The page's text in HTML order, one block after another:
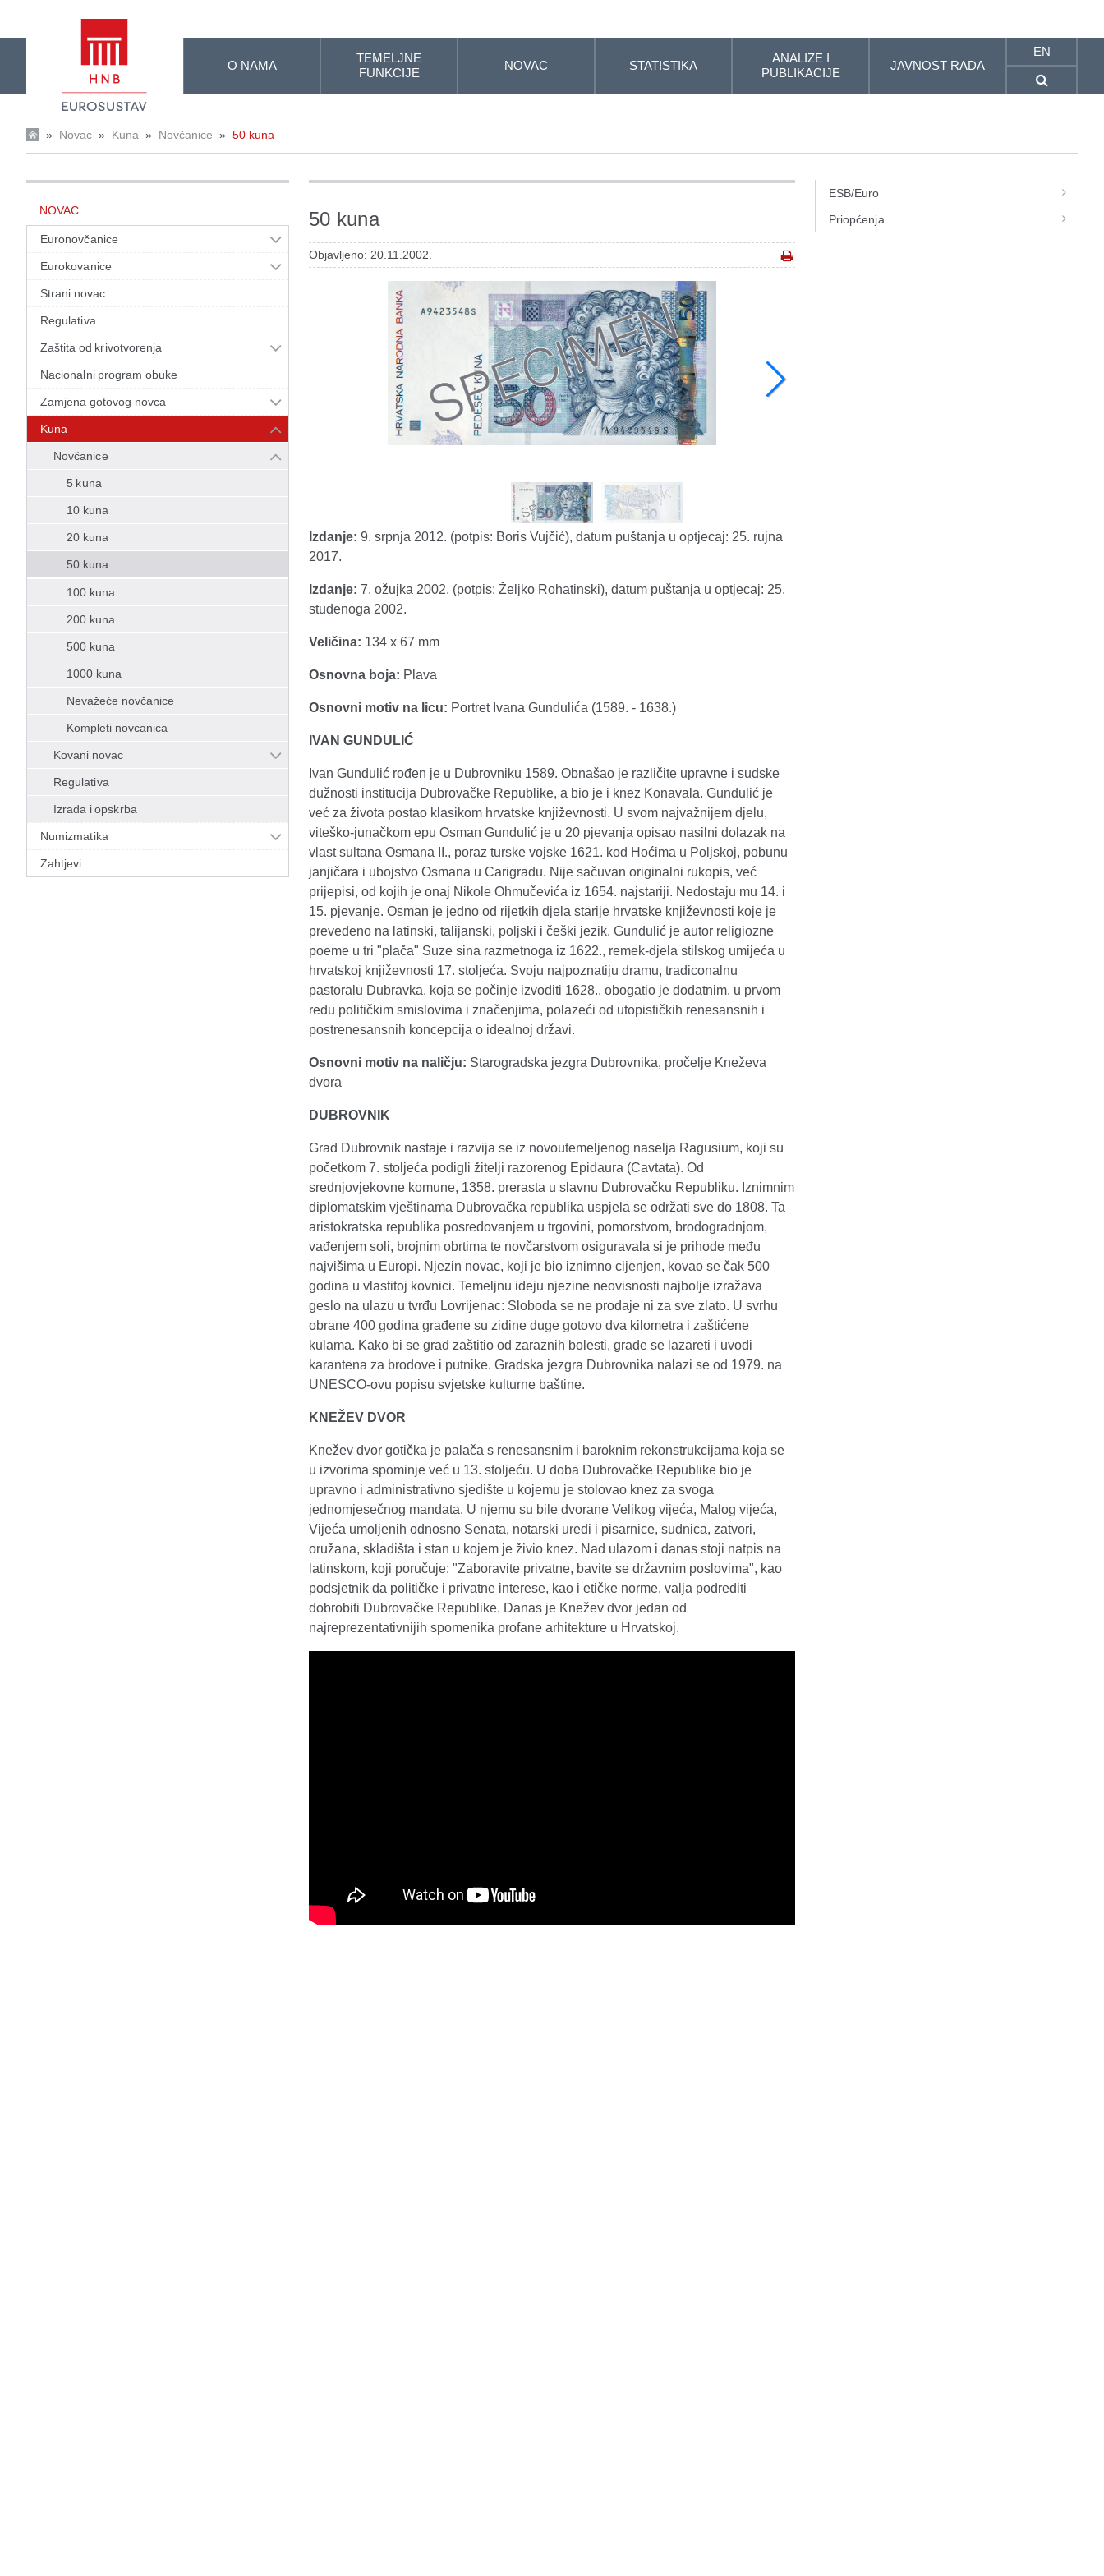
O NAMA
TEMELJNE
FUNKCIJE
NOVAC STATISTIKA
ANALIZE I
PUBLIKACIJE
JAVNOST RADA
EN
» Novac » Kuna » Novčanice » 50 kuna
NOVAC
Euronovčanice
Eurokovanice
Strani novac
Regulativa
Zaštita od krivotvorenja
Nacionalni program obuke
Zamjena gotovog novca
Kuna
Novčanice
5 kuna
10 kuna
20 kuna
50 kuna
100 kuna
200 kuna
500 kuna
1000 kuna
Nevažeće novčanice
Kompleti novcanica
Kovani novac
Regulativa
Izrada i opskrba
Numizmatika
Zahtjevi
50 kuna
Objavljeno: 20.11.2002.
Izdanje: 9. srpnja 2012. (potpis: Boris Vujčić), datum puštanja u optjecaj: 25. rujna
2017.
Izdanje: 7. ožujka 2002. (potpis: Željko Rohatinski), datum puštanja u optjecaj: 25.
studenoga 2002.
Veličina: 134 x 67 mm
Osnovna boja: Plava
Osnovni motiv na licu: Portret Ivana Gundulića (1589. - 1638.)
IVAN GUNDULIĆ
Ivan Gundulić rođen je u Dubrovniku 1589. Obnašao je različite upravne i sudske
dužnosti institucija Dubrovačke Republike, a bio je i knez Konavala. Gundulić je
već za života postao klasikom hrvatske književnosti. U svom najvažnijem djelu,
viteško-junačkom epu Osman Gundulić je u 20 pjevanja opisao nasilni dolazak na
vlast sultana Osmana II., poraz turske vojske 1621. kod Hoćima u Poljskoj, pobunu
janjičara i ubojstvo Osmana u Carigradu. Nije sačuvan originalni rukopis, već
prijepisi, od kojih je onaj Nikole Ohmučevića iz 1654. najstariji. Nedostaju mu 14. i
15. pjevanje. Osman je jedno od rijetkih djela starije hrvatske književnosti koje je
prevedeno na latinski, talijanski, poljski i češki jezik. Gundulić je autor religiozne
poeme u tri "plača" Suze sina razmetnoga iz 1622., remek-djela stilskog umijeća u
hrvatskoj književnosti 17. stoljeća. Svoju najpoznatiju dramu, tradiconalnu
pastoralu Dubravka, koja se počinje izvoditi 1628., obogatio je dodatnim, u prvom
redu političkim smislovima i značenjima, polazeći od utopističkih renesansnih i
postrenesansnih koncepcija o idealnoj državi.
Osnovni motiv na naličju: Starogradska jezgra Dubrovnika, pročelje Kneževa
dvora
DUBROVNIK
Grad Dubrovnik nastaje i razvija se iz novoutemeljenog naselja Ragusium, koji su
početkom 7. stoljeća podigli žitelji razorenog Epidaura (Cavtata). Od
srednjovjekovne komune, 1358. prerasta u slavnu Dubrovačku Republiku. Iznimnim
diplomatskim vještinama Dubrovačka republika uspjela se održati sve do 1808. Ta
aristokratska republika posredovanjem u trgovini, pomorstvom, brodogradnjom,
vađenjem soli, brojnim obrtima te novčarstvom osiguravala si je prihode među
najvišima u Europi. Njezin novac, koji je bio iznimno cijenjen, kovao se čak 500
godina u vlastitoj kovnici. Temeljnu ideju njezine neovisnosti najbolje izražava
geslo na ulazu u tvrđu Lovrijenac: Sloboda se ne prodaje ni za sve zlato. U svrhu
obrane 400 godina građene su zidine duge gotovo dva kilometra i zaštićene
kulama. Kako bi se grad zaštitio od zaraznih bolesti, grade se lazareti i uvodi
karantena za brodove i putnike. Gradska jezgra Dubrovnika nalazi se od 1979. na
UNESCO-ovu popisu svjetske kulturne baštine.
KNEŽEV DVOR
Knežev dvor gotička je palača s renesansnim i baroknim rekonstrukcijama koja se
u izvorima spominje već u 13. stoljeću. U doba Dubrovačke Republike bio je
upravno i administrativno sjedište u kojemu je stolovao knez za svoga
jednomjesečnog mandata. U njemu su bile dvorane Velikog vijeća, Malog vijeća,
Vijeća umoljenih odnosno Senata, notarski uredi i pisarnice, sudnica, zatvori,
oružana, skladišta i stan u kojem je živio knez. Nad ulazom i danas stoji natpis na
latinskom, koji poručuje: "Zaboravite privatne, bavite se državnim poslovima", kao
podsjetnik da političke i privatne interese, kao i etičke norme, valja podrediti
dobrobiti Dubrovačke Republike. Danas je Knežev dvor jedan od
najreprezentativnijih spomenika profane arhitekture u Hrvatskoj.
ESB/Euro
Priopćenja